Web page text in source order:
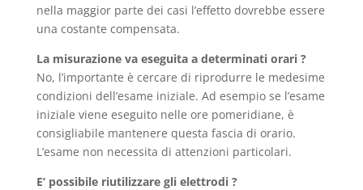
nella maggior parte dei casi l’effetto dovrebbe essere
una costante compensata.
La misurazione va eseguita a determinati orari ?
No, l’importante è cercare di riprodurre le medesime
condizioni dell’esame iniziale. Ad esempio se l’esame
iniziale viene eseguito nelle ore pomeridiane, è
consigliabile mantenere questa fascia di orario.
L’esame non necessita di attenzioni particolari.
E’ possibile riutilizzare gli elettrodi ?